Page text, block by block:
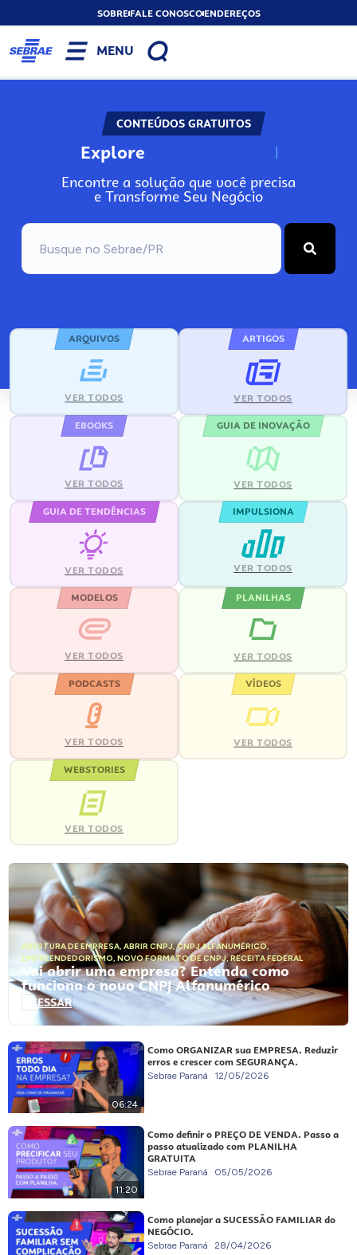
SOBREFALE CONOSCOENDEREÇOS
MENU
CONTEÚDOS GRATUITOS
Explore N
Encontre a solução que você precisa
e Transforme Seu Negócio
ARQUIVOS
VER TODOS
ARTIGOS
VER TODOS
EBOOKS
VER TODOS
GUIA DE INOVAÇÃO
VER TODOS
GUIA DE TENDÊNCIAS
VER TODOS
IMPULSIONA
VER TODOS
MODELOS
VER TODOS
PLANILHAS
VER TODOS
PODCASTS
VER TODOS
VÍDEOS
VER TODOS
WEBSTORIES
VER TODOS
ABERTURA DE EMPRESA, ABRIR CNPJ,CNPJ ALFANUMÉRICO,
EMPREENDEDORISMO, NOVO FORMATO DE CNPJ,RECEITA FEDERAL
Vai abrir uma empresa? Entenda como
funciona o novo CNPJ Alfanumérico
ACESSAR
06:24
Como ORGANIZAR sua EMPRESA. Reduzir
erros e crescer com SEGURANÇA.
Sebrae Paraná 12/05/2026
11:20
Como definir o PREÇO DE VENDA. Passo a
passo atualizado com PLANILHA
GRATUITA
Sebrae Paraná 05/05/2026
Como planejar a SUCESSÃO FAMILIAR do
NEGÓCIO.
Sebrae Paraná 28/04/2026